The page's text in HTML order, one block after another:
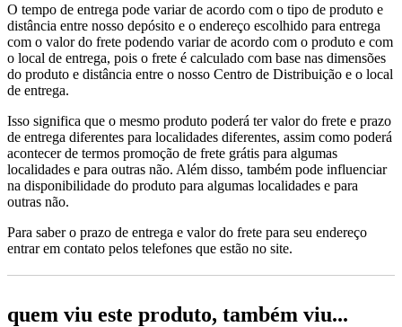
O tempo de entrega pode variar de acordo com o tipo de produto e
distância entre nosso depósito e o endereço escolhido para entrega
com o valor do frete podendo variar de acordo com o produto e com
o local de entrega, pois o frete é calculado com base nas dimensões
do produto e distância entre o nosso Centro de Distribuição e o local
de entrega.
Isso significa que o mesmo produto poderá ter valor do frete e prazo
de entrega diferentes para localidades diferentes, assim como poderá
acontecer de termos promoção de frete grátis para algumas
localidades e para outras não. Além disso, também pode influenciar
na disponibilidade do produto para algumas localidades e para
outras não.
Para saber o prazo de entrega e valor do frete para seu endereço
entrar em contato pelos telefones que estão no site.
quem viu este produto, também viu...